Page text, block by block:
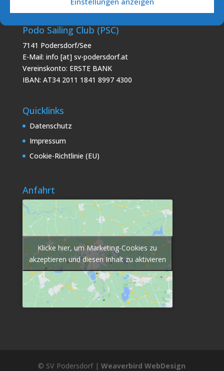
IBAN: AT60 2011 1000 0293 5856
Podo Sailing Club (PSC)
7141 Podersdorf/See
E-Mail: info [at] sv-podersdorf.at
Vereinskonto: ERSTE BANK
IBAN: AT34 2011 1841 8997 4300
Quicklinks
Datenschutz
Impressum
Cookie-Richtlinie (EU)
Anfahrt
Klicke hier, um Marketing-Cookies zu
akzeptieren und diesen Inhalt zu aktivieren
© SV Podersdorf |Weaverbird WebDesign